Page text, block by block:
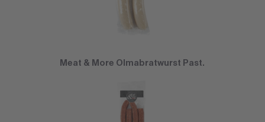
Meat & More Olmabratwurst Past.